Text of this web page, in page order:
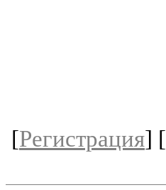
[Регистрация] [